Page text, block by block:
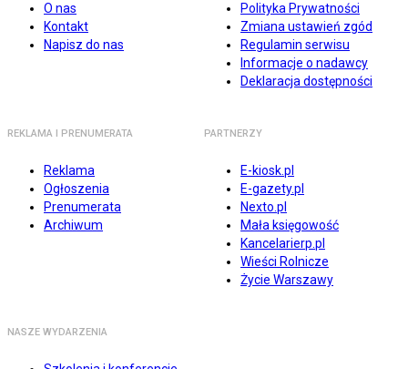
O nas
Kontakt
Napisz do nas
Polityka Prywatności
Zmiana ustawień zgód
Regulamin serwisu
Informacje o nadawcy
Deklaracja dostępności
REKLAMA I PRENUMERATA
Reklama
Ogłoszenia
Prenumerata
Archiwum
PARTNERZY
E-kiosk.pl
E-gazety.pl
Nexto.pl
Mała księgowość
Kancelarierp.pl
Wieści Rolnicze
Życie Warszawy
NASZE WYDARZENIA